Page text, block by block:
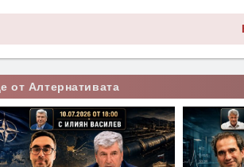
от Алтернативата